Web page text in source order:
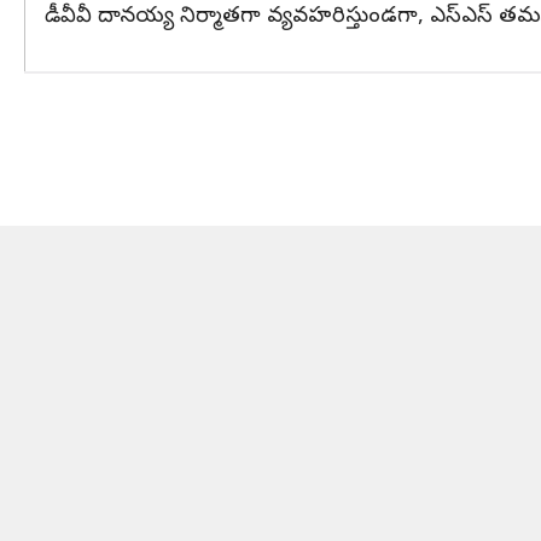
డీవీవీ దానయ్య నిర్మాతగా వ్యవహరిస్తుండగా, ఎస్ఎస్ తమన్